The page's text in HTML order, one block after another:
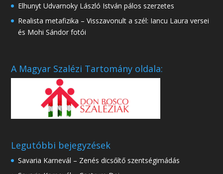
Elhunyt Udvarnoky László István pálos szerzetes
Realista metafizika – Visszavonult a szél: Iancu Laura versei
és Mohi Sándor fotói
A Magyar Szalézi Tartomány oldala:
Legutóbbi bejegyzések
Savaria Karnevál – Zenés dicsőítő szentségimádás